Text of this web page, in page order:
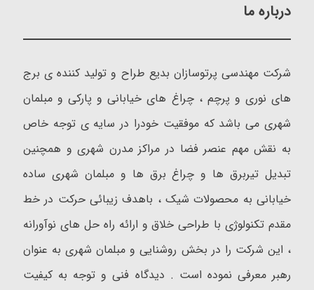
درباره ما
شرکت مهندسی پرتوسازان بدیع طراح و تولید کننده ی برج
های نوری و پرچم ، چراغ های خیابانی و پارکی و مبلمان
شهری می باشد که موفقیت خودرا در سایه ی توجه خاص
به نقش مهم عنصر فضا در مراکز مدرن شهری و همچنین
تبدیل تیربرق ها و چراغ برق ها و مبلمان شهری ساده
خیابانی به محصولات شیک ، باهدف زیبائی حرکت در خط
مقدم تکنولوژی با طراحی خلاق و ارائه راه حل های نوآورانه
، این شرکت را در بخش روشنایی و مبلمان شهری به عنوان
رهبر معرفی نموده است . دیدگاه فنی و توجه به کیفیت